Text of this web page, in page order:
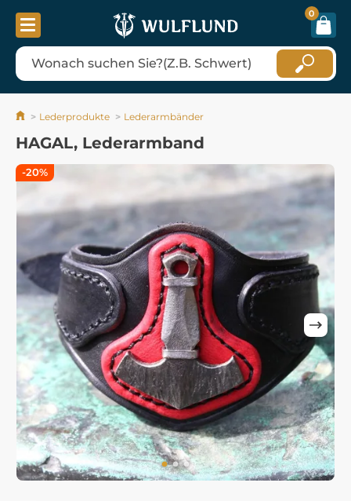
0
Lederprodukte Lederarmbänder
HAGAL, Lederarmband
-20%